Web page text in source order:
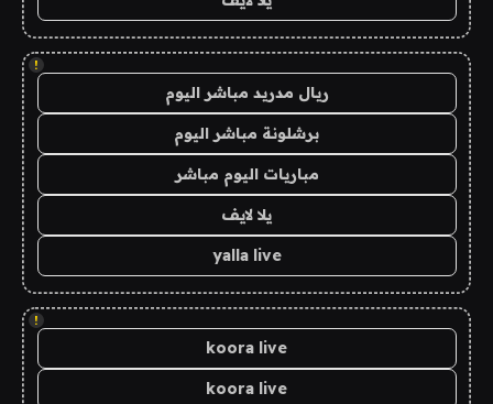
!
ريال مدريد مباشر اليوم
برشلونة مباشر اليوم
مباريات اليوم مباشر
يلا لايف
yalla live
!
koora live
koora live